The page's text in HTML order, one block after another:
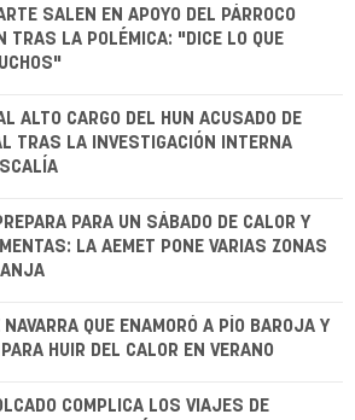
SALEN EN APOYO DEL PÁRROCO
TRAS LA POLÉMICA: "DICE LO QUE
ALTO CARGO DEL HUN ACUSADO DE
TRAS LA INVESTIGACIÓN INTERNA
PARA UN SÁBADO DE CALOR Y
LA AEMET PONE VARIAS ZONAS
NAVARRA QUE ENAMORÓ A PÍO BAROJA Y
HUIR DEL CALOR EN VERANO
COMPLICA LOS VIAJES DE